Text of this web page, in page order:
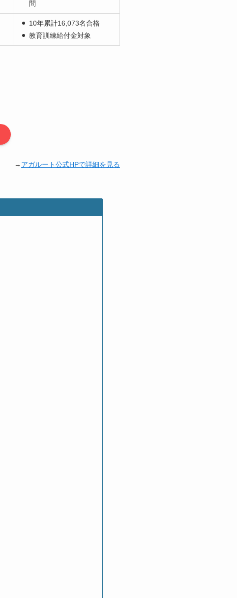
問
10年累計16,073名合格
教育訓練給付金対象
→ アガルート公式HPで詳細を見る